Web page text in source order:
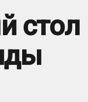
стол